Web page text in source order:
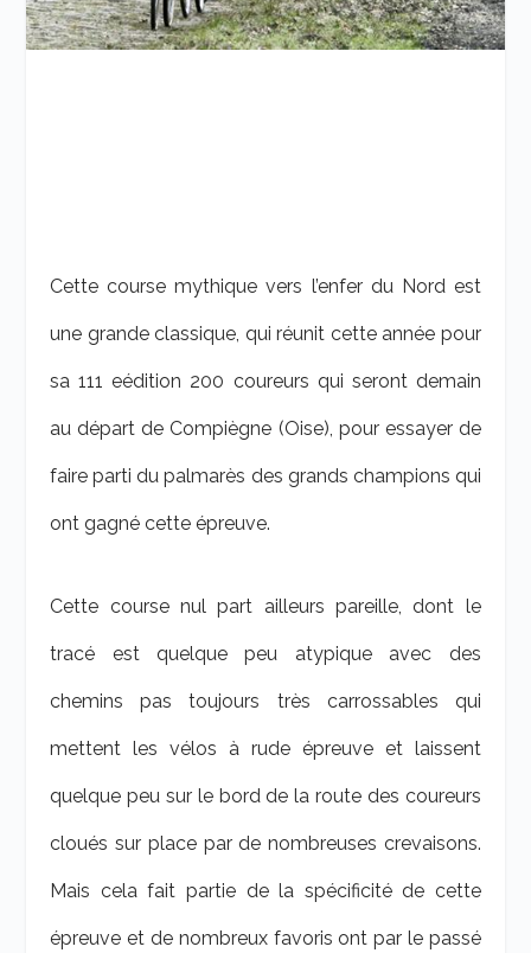
Cette course mythique vers l’enfer du Nord est
une grande classique, qui réunit cette année pour
sa 111 eédition 200 coureurs qui seront demain
au départ de Compiègne (Oise), pour essayer de
faire parti du palmarès des grands champions qui
ont gagné cette épreuve.
Cette course nul part ailleurs pareille, dont le
tracé est quelque peu atypique avec des
chemins pas toujours très carrossables qui
mettent les vélos à rude épreuve et laissent
quelque peu sur le bord de la route des coureurs
cloués sur place par de nombreuses crevaisons.
Mais cela fait partie de la spécificité de cette
épreuve et de nombreux favoris ont par le passé